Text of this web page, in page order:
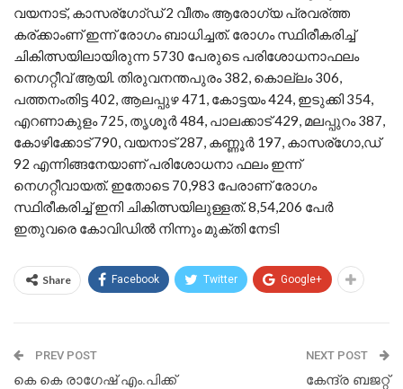
വയനാട്, കാസര്ഗോ്ഡ് 2 വീതം ആരോഗ്യ പ്രവര്ത്ത
കര്ക്കാംണ് ഇന്ന് രോഗം ബാധിച്ചത്. രോഗം സ്ഥിരീകരിച്ച്
ചികിത്സയിലായിരുന്ന 5730 പേരുടെ പരിശോധനാഫലം
നെഗറ്റീവ് ആയി. തിരുവനന്തപുരം 382, കൊല്ലം 306,
പത്തനംതിട്ട 402, ആലപ്പുഴ 471, കോട്ടയം 424, ഇടുക്കി 354,
എറണാകുളം 725, തൃശൂര്‍ 484, പാലക്കാട് 429, മലപ്പുറം 387,
കോഴിക്കോട് 790, വയനാട് 287, കണ്ണൂര്‍ 197, കാസര്ഗോ,ഡ്
92 എന്നിങ്ങനേയാണ് പരിശോധനാ ഫലം ഇന്ന്
നെഗറ്റീവായത്. ഇതോടെ 70,983 പേരാണ് രോഗം
സ്ഥിരീകരിച്ച് ഇനി ചികിത്സയിലുള്ളത്. 8,54,206 പേര്‍
ഇതുവരെ കോവിഡില്‍ നിന്നും മുക്തി നേടി
Share Facebook Twitter Google+
PREV POST
കെ കെ രാഗേഷ് എം.പിക്ക്
NEXT POST
കേന്ദ്ര ബജറ്റ്